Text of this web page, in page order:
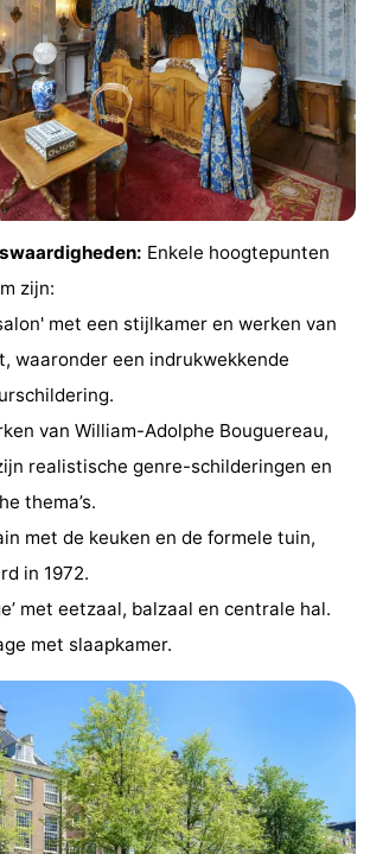
Enkele hoogtepunten
zijn:
met een stijlkamer en werken van
waaronder een indrukwekkende
van William-Adolphe Bouguereau,
realistische genre-schilderingen en
thema’s.
met de keuken en de formele tuin,
in 1972.
met eetzaal, balzaal en centrale hal.
met slaapkamer.